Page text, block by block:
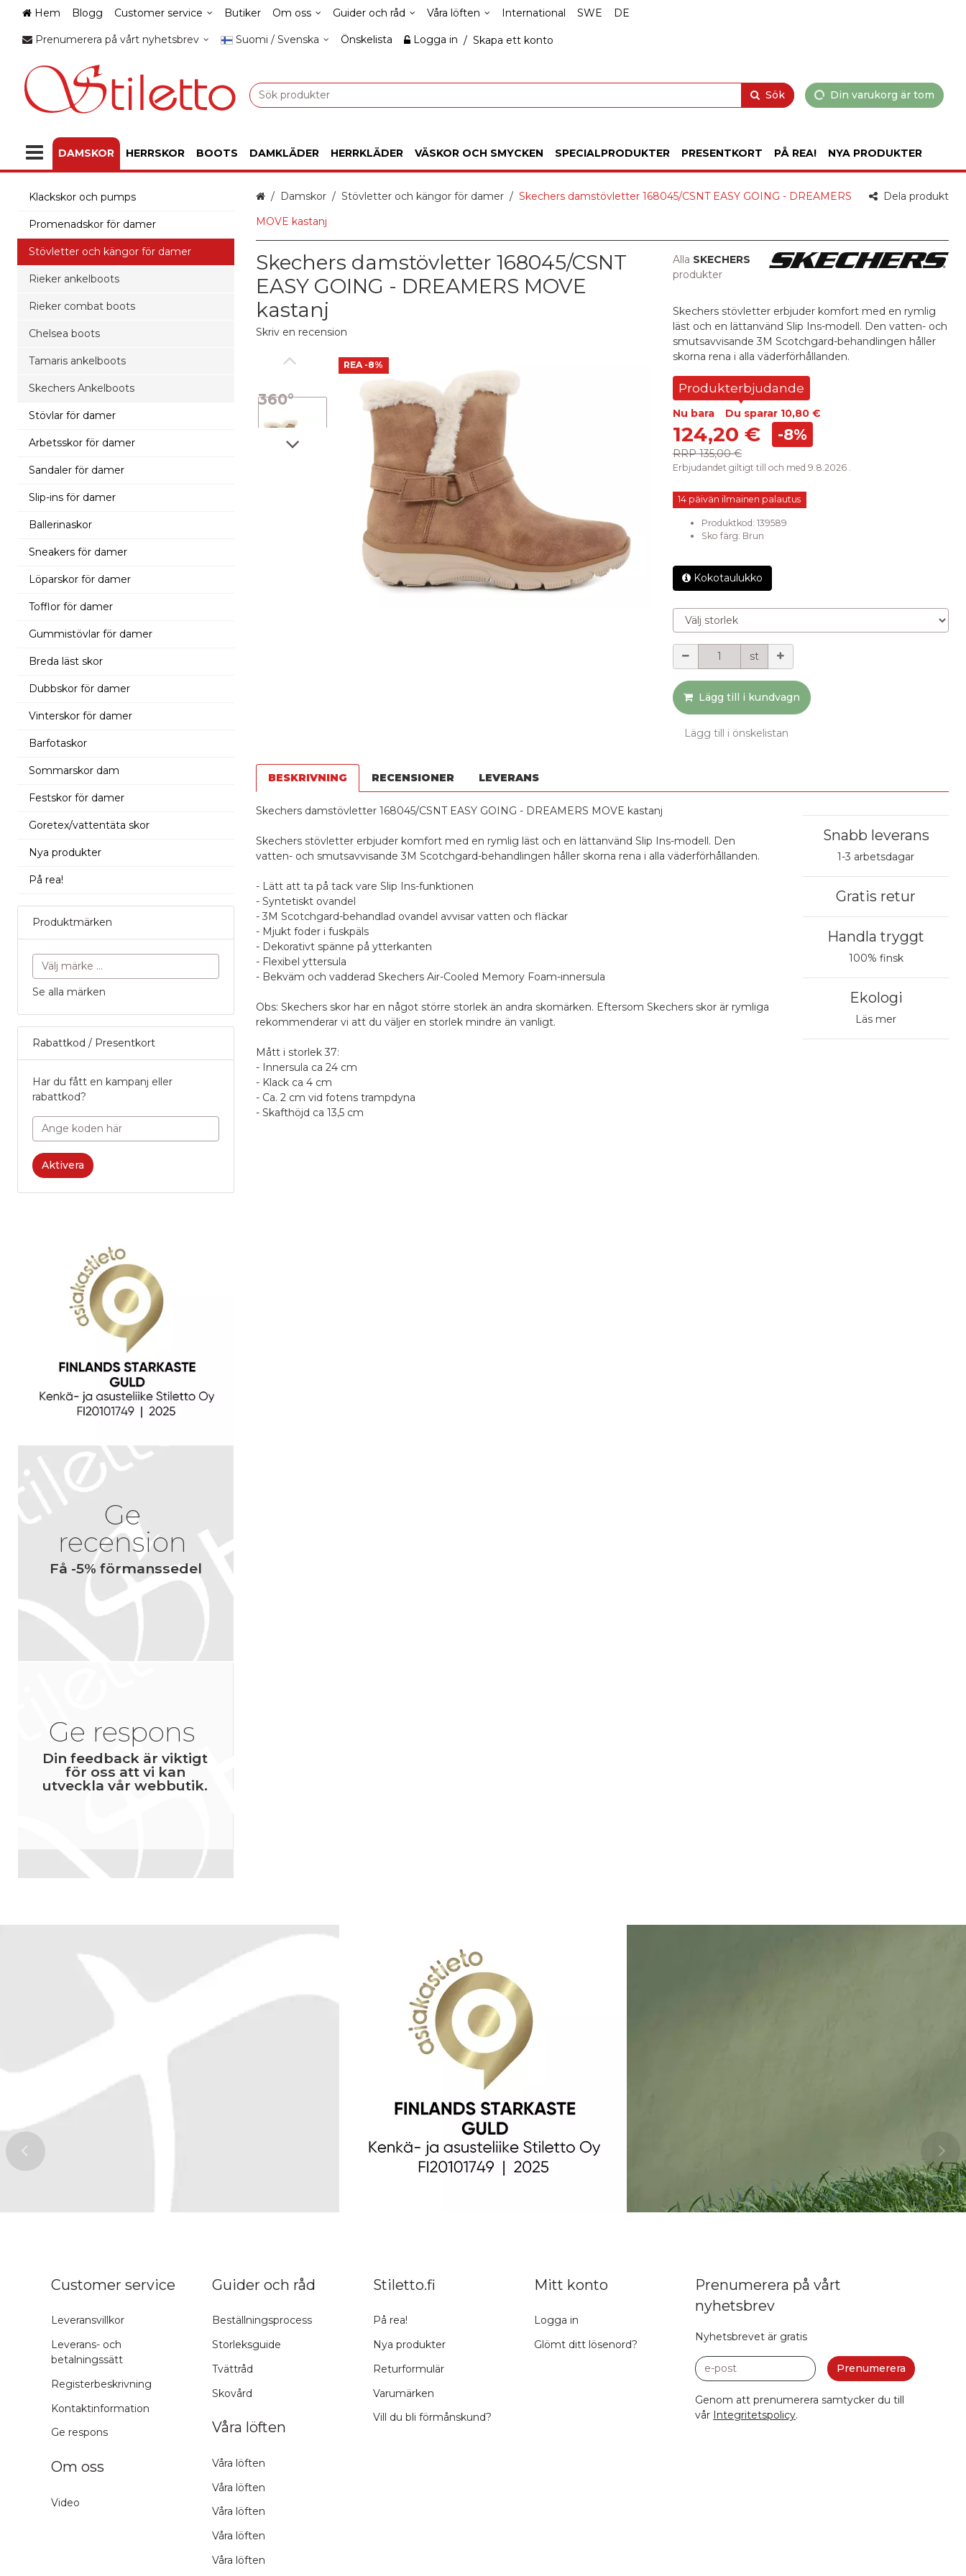
Hem Blogg Customer service Butiker Om oss Guider och råd Våra löften International SWE DE
Prenumerera på vårt nyhetsbrev Suomi / Svenska Önskelista Logga in / Skapa ett konto
Sök Din varukorg är tom
DAMSKOR HERRSKOR BOOTS DAMKLÄDER HERRKLÄDER VÄSKOR OCH SMYCKEN SPECIALPRODUKTER PRESENTKORT PÅ REA! NYA PRODUKTER
Klackskor och pumps
Promenadskor för damer
Stövletter och kängor för damer
Rieker ankelboots
Rieker combat boots
Chelsea boots
Tamaris ankelboots
Skechers Ankelboots
Stövlar för damer
Arbetsskor för damer
Sandaler för damer
Slip-ins för damer
Ballerinaskor
Sneakers för damer
Löparskor för damer
Tofflor för damer
Gummistövlar för damer
Breda läst skor
Dubbskor för damer
Vinterskor för damer
Barfotaskor
Sommarskor dam
Festskor för damer
Goretex/vattentäta skor
Nya produkter
På rea!
Produktmärken
Se alla märken
Rabattkod / Presentkort
Har du fått en kampanj eller
rabattkod?
Aktivera
Ge
recension
Få -5% förmanssedel
Ge respons
Din feedback är viktigt
för oss att vi kan
utveckla vår webbutik.
Dela produkt
HemDamskor Stövletter och kängor för damer
Skechers damstövletter 168045/CSNT EASY GOING - DREAMERS
MOVE kastanj
Skechers damstövletter 168045/CSNT
EASY GOING - DREAMERS MOVE
kastanj
Skriv en recension
360°
bild
REA -8%
Alla SKECHERS
produkter
Skechers stövletter erbjuder komfort med en rymlig
läst och en lättanvänd Slip Ins-modell. Den vatten- och
smutsavvisande 3M Scotchgard-behandlingen håller
skorna rena i alla väderförhållanden.
Produkterbjudande
Nu bara Du sparar 10,80 €
124,20 €
RRP 135,00 €
-8%
Erbjudandet giltigt till och med 9.8.2026 .
14 päivän ilmainen palautus
Produktkod: 139589
Sko färg: Brun
Kokotaulukko
Välj storlek
Mängd
st
Lägg till i kundvagn
Lägg till i önskelistan
BESKRIVNING RECENSIONER LEVERANS
Skechers damstövletter 168045/CSNT EASY GOING - DREAMERS MOVE kastanj
Skechers stövletter erbjuder komfort med en rymlig läst och en lättanvänd Slip Ins-modell. Den
vatten- och smutsavvisande 3M Scotchgard-behandlingen håller skorna rena i alla väderförhållanden.
- Lätt att ta på tack vare Slip Ins-funktionen
- Syntetiskt ovandel
- 3M Scotchgard-behandlad ovandel avvisar vatten och fläckar
- Mjukt foder i fuskpäls
- Dekorativt spänne på ytterkanten
- Flexibel yttersula
- Bekväm och vadderad Skechers Air-Cooled Memory Foam-innersula
Obs: Skechers skor har en något större storlek än andra skomärken. Eftersom Skechers skor är rymliga
rekommenderar vi att du väljer en storlek mindre än vanligt.
Mått i storlek 37:
- Innersula ca 24 cm
- Klack ca 4 cm
- Ca. 2 cm vid fotens trampdyna
- Skafthöjd ca 13,5 cm
Snabb leverans
1-3 arbetsdagar
Gratis retur
Handla tryggt
100% finsk
Ekologi
Läs mer
Customer service
Leveransvillkor
Leverans- och
betalningssätt
Registerbeskrivning
Kontaktinformation
Ge respons
Om oss
Video
Guider och råd
Beställningsprocess
Storleksguide
Tvättråd
Skovård
Våra löften
Våra löften
Våra löften
Våra löften
Våra löften
Våra löften
Stiletto.fi
På rea!
Nya produkter
Returformulär
Varumärken
Vill du bli förmånskund?
Mitt konto
Logga in
Glömt ditt lösenord?
Prenumerera på vårt
nyhetsbrev
Nyhetsbrevet är gratis
e-post
Prenumerera
Genom att prenumerera samtycker du till
vår Integritetspolicy.